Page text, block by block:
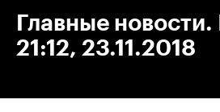
Главные
21:12, 23.11.2018